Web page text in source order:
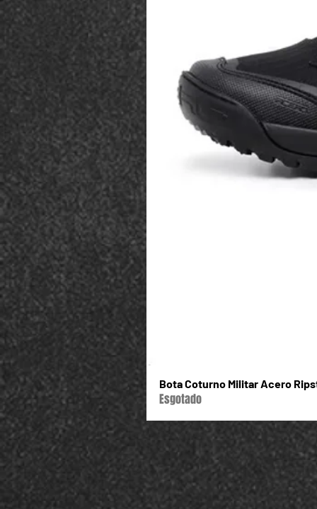
Bota Coturno Militar Acero
Esgotado